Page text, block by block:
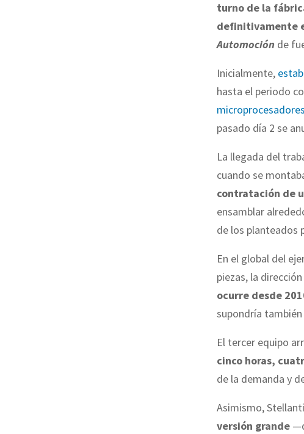
turno de la
definitivamente
Automoción de
Inicialmente,
hasta el periodo
pasado día 2 se
La llegada del
cuando se
contratación de
ensamblar
de los planteados
En el global del
piezas, la
ocurre desde
supondría
El tercer equipo
cinco horas,
de la demanda y
Asimismo,
versión grande